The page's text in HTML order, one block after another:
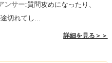
ンサー:質問攻めになったり、
切れてし...
詳細を見る＞＞